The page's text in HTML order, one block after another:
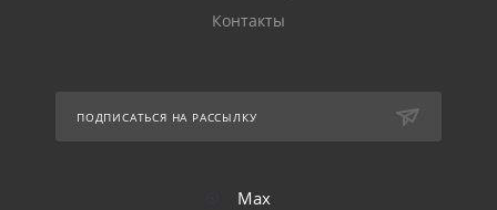
Контакты
ПОДПИСАТЬСЯ НА РАССЫЛКУ
Max